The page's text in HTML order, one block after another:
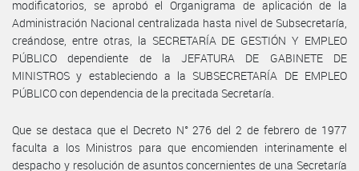
modificatorios, se aprobó el Organigrama de aplicación de la
Administración Nacional centralizada hasta nivel de Subsecretaría,
creándose, entre otras, la SECRETARÍA DE GESTIÓN Y EMPLEO
PÚBLICO dependiente de la JEFATURA DE GABINETE DE
MINISTROS y estableciendo a la SUBSECRETARÍA DE EMPLEO
PÚBLICO con dependencia de la precitada Secretaría.
Que se destaca que el Decreto N° 276 del 2 de febrero de 1977
faculta a los Ministros para que encomienden interinamente el
despacho y resolución de asuntos concernientes de una Secretaría